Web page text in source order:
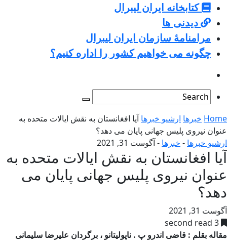
کتابخانه ایران لیبرال
دیدنی ها
مرامنامۀ سازمان ایران لیبرال
چگونه می خواهیم کشور را اداره کنیم؟
Home خبرها ارشیو خبرها آیا افغانستان به نقش ایالات متحده به
عنوان نیروی پلیس جهانی پایان می دهد؟
ارشیو خبرها - خبرها -آگوست 31, 2021
آیا افغانستان به نقش ایالات متحده به
عنوان نیروی پلیس جهانی پایان می
دهد؟
آگوست 31, 2021
3 second read
مقاله بقلم : قاضی اندرو پ . ناپولیتانو ، برگردان علیرضا سلیمانی